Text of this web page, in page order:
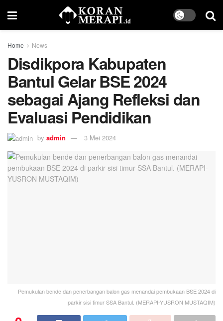
Home News
Disdikpora Kabupaten
Bantul Gelar BSE 2024
sebagai Ajang Refleksi dan
Evaluasi Pendidikan
by admin 3 Mei 2024
Pemukulan bende dan penerbangan balon gas menandai pembukaan BSE 2024 di
parkir sisi timur SSA Bantul. (MERAPI-YUSRON MUSTAQIM)